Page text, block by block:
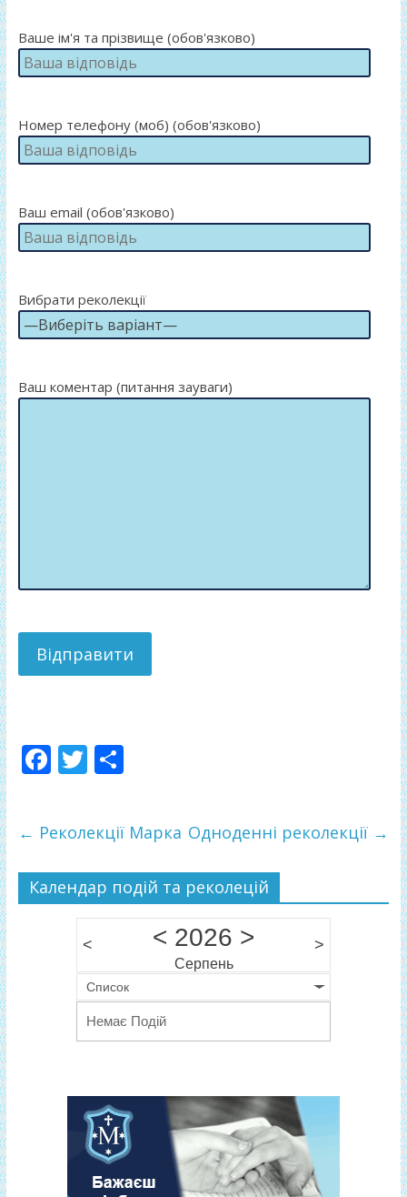
Ваше ім'я та прізвище (обов'язково)
Номер телефону (моб) (обов'язково)
Ваш email (обов'язково)
Вибрати реколекції
Ваш коментар (питання зауваги)
F
b
o
o
T
er
П
ді
л
и
т
ся
← Реколекції Марка Одноденні реколекції →
Календар подій та реколецій
< < 2026 >
Серпень
>
Список
Немає Подій